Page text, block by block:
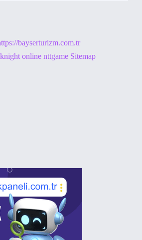
bayserturizm.com.tr
knight online nttgame Sitemap